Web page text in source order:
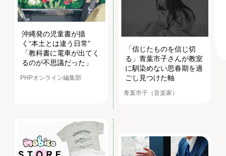
沖縄発の児童書が描
く“本土とは違う日常”
「教科書に電車が出てく
るのが不思議だった」
PHPオンライン編集部
「信じたものを信じ切
る」青葉市子さんが教室
に馴染めない思春期を過
ごし見つけた軸
青葉市子（音楽家）